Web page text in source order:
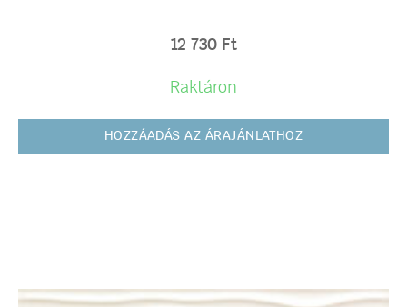
12 730 Ft
Raktáron
HOZZÁADÁS AZ ÁRAJÁNLATHOZ